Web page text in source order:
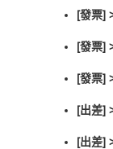
[發票]
[發票]
[發票]
[出差]
[出差]